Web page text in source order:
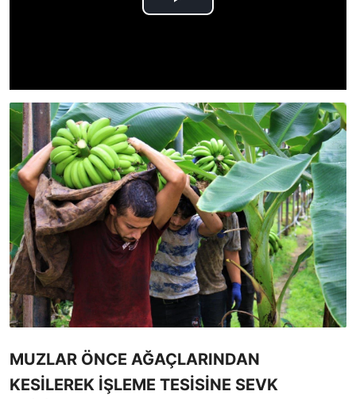
MUZLAR ÖNCE AĞAÇLARINDAN
KESİLEREK İŞLEME TESİSİNE SEVK